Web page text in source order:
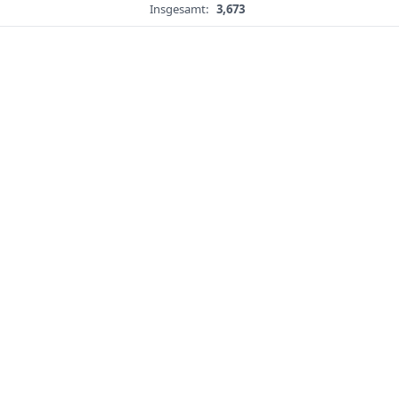
Insgesamt: 3,673